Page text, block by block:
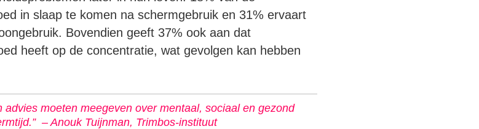
in slaap te komen na schermgebruik en 31% ervaart
Bovendien geeft 37% ook aan dat
heeft op de concentratie, wat gevolgen kan hebben
advies moeten meegeven over mentaal, sociaal en gezond
– Anouk Tuijnman, Trimbos-instituut